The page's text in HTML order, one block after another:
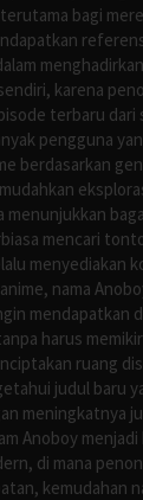
bagi
karena
terbaru
pengguna
berdasarkan
menunjukkan
mencari
menyediakan
nama
mendapatkan
harus
ruang
judul baru
meningkatnya
Anoboy
di mana
kemudahan